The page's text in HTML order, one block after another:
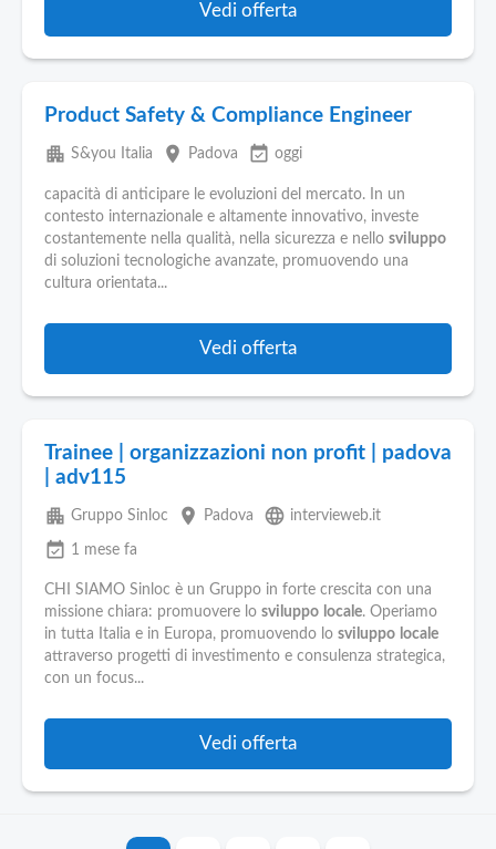
Vedi offerta
Product Safety & Compliance Engineer
apartment S&you Italia place Padova event_available oggi
capacità di anticipare le evoluzioni del mercato. In un
contesto internazionale e altamente innovativo, investe
costantemente nella qualità, nella sicurezza e nello sviluppo
di soluzioni tecnologiche avanzate, promuovendo una
cultura orientata...
Vedi offerta
Trainee | organizzazioni non profit | padova
| adv115
apartment Gruppo Sinloc place Padova language intervieweb.it
event_available 1 mese fa
CHI SIAMO Sinloc è un Gruppo in forte crescita con una
missione chiara: promuovere lo sviluppo locale. Operiamo
in tutta Italia e in Europa, promuovendo lo sviluppo locale
attraverso progetti di investimento e consulenza strategica,
con un focus...
Vedi offerta